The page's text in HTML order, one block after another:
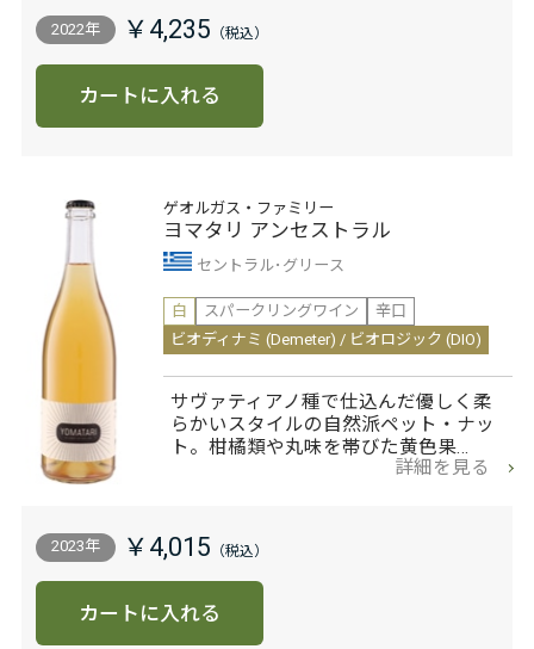
2022年 ￥4,235
カートに入れる
ゲオルガス・ファミリー
ヨマタリ アンセストラル
セントラル･グリース
白
スパークリングワイン
辛口
ビオディナミ (Demeter) / ビオロジック (DIO)
サヴァティアノ種で仕込んだ優しく柔
らかいスタイルの自然派ペット・ナッ
ト。柑橘類や丸味を帯びた黄色果…
詳細を見る
2023年 ￥4,015
カートに入れる